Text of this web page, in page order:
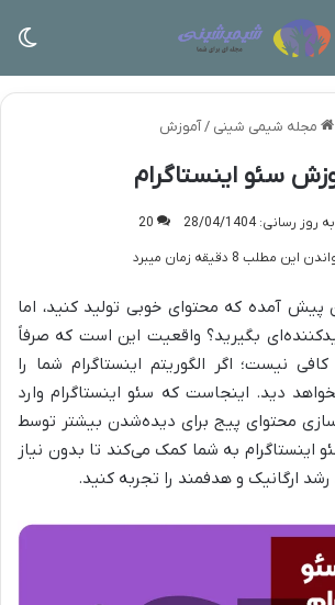
مجله شیمی شینی / آموزش
سئو اینستاگرام
رسانی: 28/04/1404
20
این مطلب 8 دقیقه زمان میبرد
پیش آمده که محتوای خوبی تولید کنید، اما
بگیرید؟ واقعیت این است که صرفاً
نیست؛ اگر الگوریتم اینستاگرام شما را
دید. اینجاست که سئو اینستاگرام وارد
محتوای پیج برای دیده‌شدن بیشتر توسط
اینستاگرام به شما کمک می‌کند تا بدون نیاز
رشد ارگانیک و هدفمند را تجربه کنید.